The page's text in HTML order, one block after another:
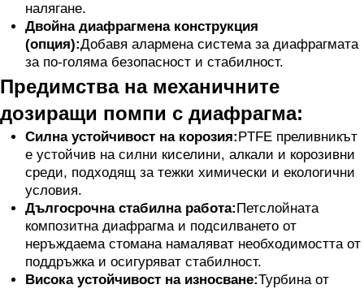
налягане.
Двойна диафрагмена конструкция
(опция):Добавя алармена система за диафрагмата
за по-голяма безопасност и стабилност.
Предимства на механичните
дозиращи помпи с диафрагма:
Силна устойчивост на корозия:PTFE преливникът
е устойчив на силни киселини, алкали и корозивни
среди, подходящ за тежки химически и екологични
условия.
Дългосрочна стабилна работа:Петслойната
композитна диафрагма и подсилването от
неръждаема стомана намаляват необходимостта от
поддръжка и осигуряват стабилност.
Висока устойчивост на износване:Турбина от